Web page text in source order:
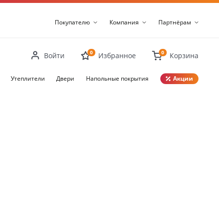
Покупателю Компания Партнёрам
Войти 0 Избранное 0 Корзина
Утеплители Двери Напольные покрытия Акции